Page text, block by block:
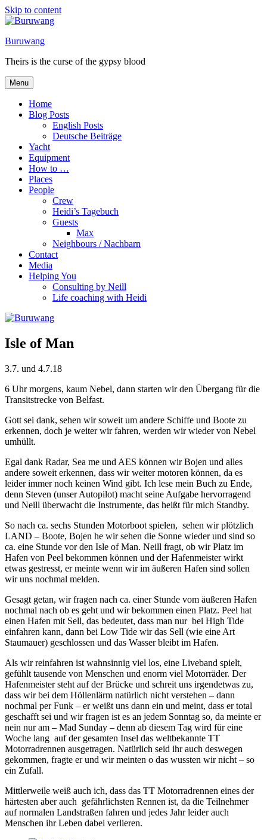
Skip to content
Buruwang
Theirs is the curse of the gypsy blood
Menu
Home
Blog Posts
English Posts
Deutsche Beiträge
Yacht
Equipment
How to …
Places
People
Crew
Heidi’s Tagebuch
Guests
Max
Neighbours / Nachbarn
Contact
Media
Helping You
Consulting by Neill
Life coaching with Heidi
Isle of Man
3.7. und 4.7.18
6 Uhr morgens, kaum Nebel, dann starten wir den Übergang für die
Transitstrecke von Belfast.
Gott sei dank, sehen wir soweit um andere Schiffe und Boote zu
erkennen, doch je weiter wir fahren, werden wir wieder von Nebel
umhüllt.
Egal dank Radar, Sea me und AES können wir Bojen und alles
andere soweit erkennen, dass wir weiter motoren können, da es
leider immer noch keinen Wind gibt. Ich lese mein Buch zu Ende,
denn Steven (unser Autopilot) macht seine Aufgabe hervorragend
und Neill überwacht die Instrumente, das heißt für mich Standby.
So nach ca. sechs Stunden Motorboot spielen, sehen wir plötzlich
LAND – Boote, Bojen he wir sehen die Sonne wieder und sind so
ca. eine Stunde vor den Isle of Man. Neill fragt, ob wir Platz im
Hafen von Peel bekommen können und der Hafenmeister wirkt
etwas gestresst, er meinte wenn wir im äußeren Hafen sind sollen
wir uns nochmal melden.
Gesagt getan, wir fragen nach ca. einer Stunde vom äußeren Hafen
nochmal nach ob es geht und wir bekommen einen Platz. Peel hat
einen Hafen mit Sell, das bedeutet, dass man nur bei High Tide
einfahren kann, dann bei Low Tide wir das Sell (wie eine Art
Staumauer) geschlossen und das Wasser bleibt im Hafen.
Als wir reinfahren ist wahnsinnig viel los, eine Liveband spielt,
gefühlt tausende von Menschen und enorm viel Motorräder. Der
Hafenmeister steht auf der Brücke und schreit uns irgendetwas zu,
dass wir bei dem Höllenlärm natürlich nicht verstehen – dann
nochmal per Funk – er weißt uns dann ein und meint, dass er total
geschafft sei und wir fragen ist es an jedem Sonntag so, da meinte er
nein nur am – Mad Sunday – denn ab diesem Tag wird für eine
Woche lang auf der gesamten Insel das weltbekannte TT
Motorradrennen ausgetragen. Natürlich seid ihr auch deswegen
gekommen, fragte er und wir meinten o das wussten wir nicht – so
ein Zufall.
Mittlerweile weiß auch ich, dass das TT Motorradrennen eines der
härtesten aber auch gefährlichsten Rennen ist, da die Teilnehmer
auf normalen Landstraßen fahren und jedes Jahr leider auch
Menschen ihr Leben dabei verlieren.